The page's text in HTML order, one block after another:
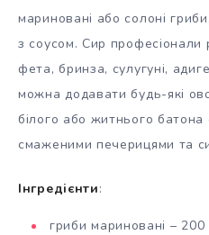
мариновані або солоні
з соусом. Сир професіонали
фета, бринза, сулугуні,
можна додавати будь-які
білого або житнього батона
смаженими печерицями та
Інгредієнти:
гриби мариновані – 200